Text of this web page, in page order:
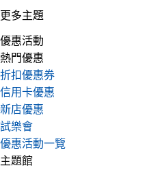
更多主題
優惠活動
熱門優惠
折扣優惠券
信用卡優惠
新店優惠
試樂會
優惠活動一覽
主題館